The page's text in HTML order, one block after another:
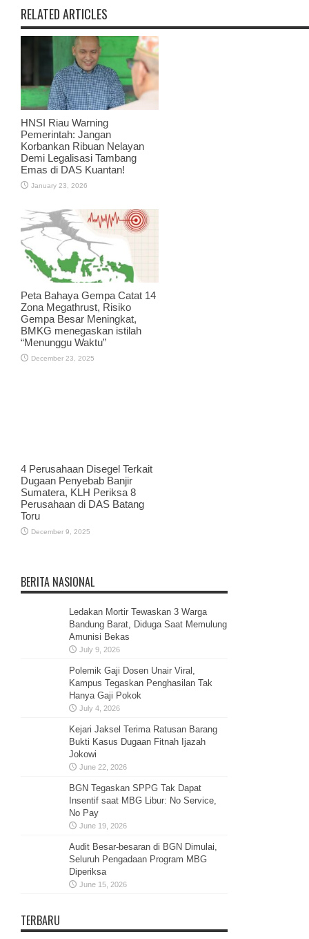
RELATED ARTICLES
HNSI Riau Warning
Pemerintah: Jangan
Korbankan Ribuan Nelayan
Demi Legalisasi Tambang
Emas di DAS Kuantan!
January 23, 2026
Peta Bahaya Gempa Catat 14
Zona Megathrust, Risiko
Gempa Besar Meningkat,
BMKG menegaskan istilah
“Menunggu Waktu”
December 23, 2025
4 Perusahaan Disegel Terkait
Dugaan Penyebab Banjir
Sumatera, KLH Periksa 8
Perusahaan di DAS Batang
Toru
December 9, 2025
BERITA NASIONAL
Ledakan Mortir Tewaskan 3 Warga
Bandung Barat, Diduga Saat Memulung
Amunisi Bekas
July 9, 2026
Polemik Gaji Dosen Unair Viral,
Kampus Tegaskan Penghasilan Tak
Hanya Gaji Pokok
July 4, 2026
Kejari Jaksel Terima Ratusan Barang
Bukti Kasus Dugaan Fitnah Ijazah
Jokowi
June 22, 2026
BGN Tegaskan SPPG Tak Dapat
Insentif saat MBG Libur: No Service,
No Pay
June 19, 2026
Audit Besar-besaran di BGN Dimulai,
Seluruh Pengadaan Program MBG
Diperiksa
June 15, 2026
TERBARU